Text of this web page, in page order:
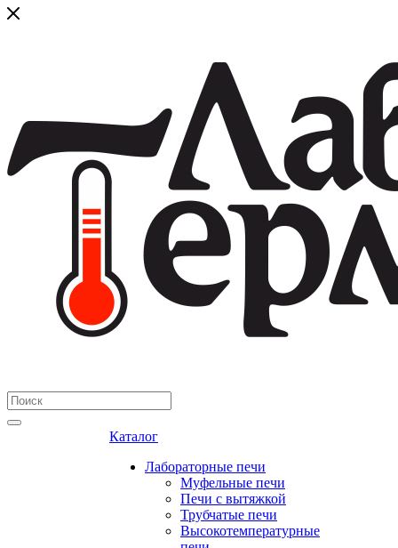
Каталог
Лабораторные печи
Муфельные печи
Печи с вытяжкой
Трубчатые печи
Высокотемпературные